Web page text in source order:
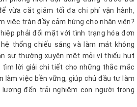
vừa cắt giảm tối đa chi phí vận hành,
việc tràn đầy cảm hứng cho nhân viên?
phải đối mặt với tình trạng hóa đơn
thống chiếu sáng và làm mát không
sự thường xuyên mệt mỏi vì thiếu hụt
tìm lời giải chi tiết cho những thắc mắc
làm việc bền vững, giúp chủ đầu tư làm
đến trải nghiệm con người trong